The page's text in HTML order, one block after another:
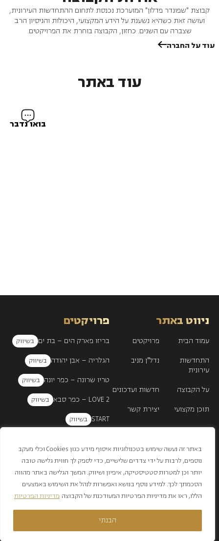
באתר זה נעשה שימוש בטכנולוגיות איסוף מידע כגון Cookies וכלי מעקב
נוספים, לרבות על ידי צדדים שלישיים, כדי לספק לך חווית גלישה טובה
יותר וכן למטרות סטטיסטיקה, איפיון ושיווק. המשך הגלישה באתר מהווה
הסכמתך לכך. למידע נוסף בנושא ואפשרות לנהל את השימוש באמצעים
הללו, ראו את מדיניות הפרטיות המעודכנת של הקבוצה מדיניות הפרטיות
הבנתי
בואו נדבר
קבוצת "שפונדר פדלון" המוערכת נכנסת לתחום ההתחדשות העירונית,
ועושה זאת כשהיא נשענת על הידע המקצועי, היכולות והניסיון הרב
שצברה עם השנים. כחזון, הקבוצה בוחרת את הפרויקטים.
עוד על החברה
עוד באתר
ניווט באתר
עמוד הבית
פרויקטים
התחדשות
עירונית
נדל"ן מניב
על הקבוצה
חדשות ועדכונים
תוכן מקצועי
יצירת קשר
הצהרת נגישות
מדיניות פרטיות
תנאי שימוש אתר
פרויקטים
בריזו פארק הים – בת ים
הגלריה – אבן יהודה
טריו שרונה – כפר יונה
LOVE 2 – כפר סבא
START